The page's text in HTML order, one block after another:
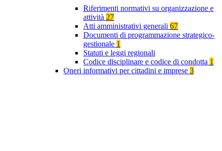
Riferimenti normativi su organizzazione e
attività 27
Atti amministrativi generali 67
Documenti di programmazione strategico-
gestionale 1
Statuti e leggi regionali
Codice disciplinare e codice di condotta 1
Oneri informativi per cittadini e imprese 3